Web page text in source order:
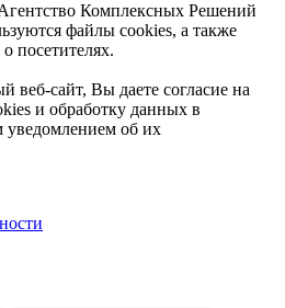
Комплексных Решений
файлы cookies, а также
посетителях.
веб-сайт, Вы даете согласие на
и обработку данных в
уведомлением об их